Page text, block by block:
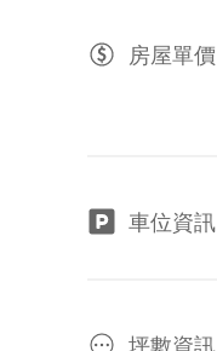
房屋單價
車位資訊
坪數資訊